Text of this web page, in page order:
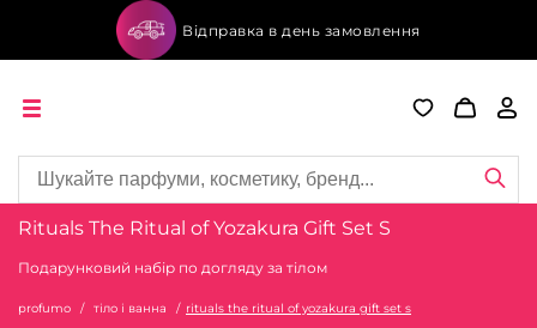
Відправка в день замовлення
Rituals The Ritual of Yozakura Gift Set S
Подарунковий набір по догляду за тілом
profumo тіло і ванна rituals the ritual of yozakura gift set s